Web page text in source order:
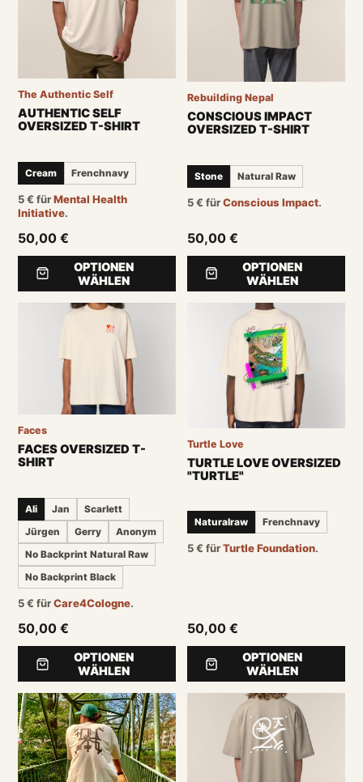
The Authentic Self
AUTHENTIC SELF
OVERSIZED T-SHIRT
Cream Frenchnavy
5€für Mental Health
Initiative.
50,00 €
OPTIONEN
WÄHLEN
Rebuilding Nepal
CONSCIOUS IMPACT
OVERSIZED T-SHIRT
Stone Natural Raw
5€ fürConscious Impact.
50,00 €
OPTIONEN
WÄHLEN
Faces
FACES OVERSIZED T-
SHIRT
Ali Jan
Scarlett
Jürgen
Gerry
Anonym
No Backprint Natural Raw
No Backprint Black
5€für Care4Cologne.
50,00 €
OPTIONEN
WÄHLEN
Turtle Love
TURTLE LOVE OVERSIZED
"TURTLE"
Naturalraw Frenchnavy
5€ fürTurtle Foundation.
50,00 €
OPTIONEN
WÄHLEN